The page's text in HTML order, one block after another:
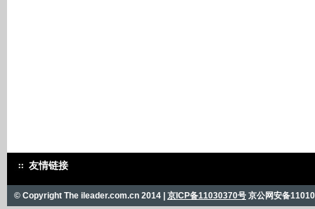
友情链接
© Copyright The ileader.com.cn 2014 | 京ICP备11030370号 京公网安备